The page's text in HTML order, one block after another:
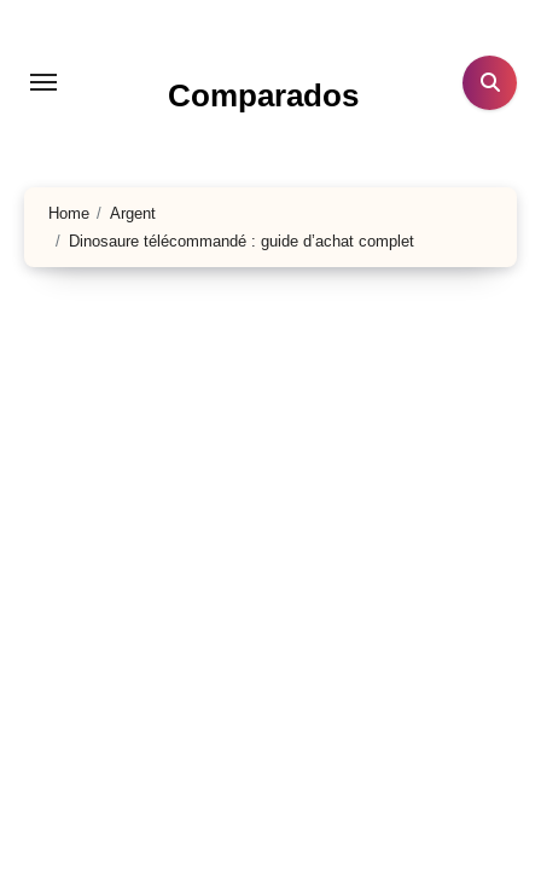
contenu
Comparados
Home
Argent
Dinosaure télécommandé : guide d’achat complet